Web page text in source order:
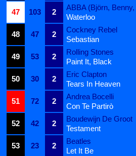
47
103 2
ABBA (Björn,
Waterloo
48
47 2
Cockney Rebel
Sebastian
49
53 2
Rolling Stones
Paint It, Black
50
30 2
Eric Clapton
Tears In Heaven
51
72 2
Andrea Bocelli
Con Te Partirò
52
42 2
Boudewijn De Groot
Testament
53
23 2
Beatles
Let It Be